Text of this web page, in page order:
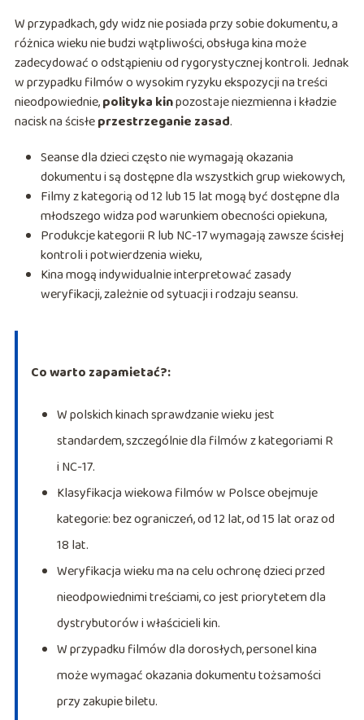
W przypadkach, gdy widz nie posiada przy sobie dokumentu, a
różnica wieku nie budzi wątpliwości, obsługa kina może
zadecydować o odstąpieniu od rygorystycznej kontroli. Jednak
w przypadku filmów o wysokim ryzyku ekspozycji na treści
nieodpowiednie,polityka kinpozostaje niezmienna i kładzie
nacisk na ścisłeprzestrzeganie zasad.
Seanse dla dzieci często nie wymagają okazania
dokumentu i są dostępne dla wszystkich grup wiekowych,
Filmy z kategorią od 12 lub 15 lat mogą być dostępne dla
młodszego widza pod warunkiem obecności opiekuna,
Produkcje kategorii R lub NC-17 wymagają zawsze ścisłej
kontroli i potwierdzenia wieku,
Kina mogą indywidualnie interpretować zasady
weryfikacji, zależnie od sytuacji i rodzaju seansu.
Co warto zapamietać?:
W polskich kinach sprawdzanie wieku jest
standardem, szczególnie dla filmów z kategoriami R
i NC-17.
Klasyfikacja wiekowa filmów w Polsce obejmuje
kategorie: bez ograniczeń, od 12 lat, od 15 lat oraz od
18 lat.
Weryfikacja wieku ma na celu ochronę dzieci przed
nieodpowiednimi treściami, co jest priorytetem dla
dystrybutorów i właścicieli kin.
W przypadku filmów dla dorosłych, personel kina
może wymagać okazania dokumentu tożsamości
przy zakupie biletu.